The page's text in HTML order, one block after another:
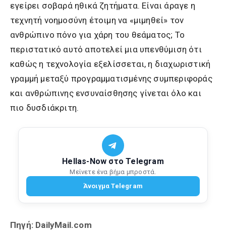
εγείρει σοβαρά ηθικά ζητήματα. Είναι άραγε η
τεχνητή νοημοσύνη έτοιμη να «μιμηθεί» τον
ανθρώπινο πόνο για χάρη του θεάματος; Το
περιστατικό αυτό αποτελεί μια υπενθύμιση ότι
καθώς η τεχνολογία εξελίσσεται, η διαχωριστική
γραμμή μεταξύ προγραμματισμένης συμπεριφοράς
και ανθρώπινης ενσυναίσθησης γίνεται όλο και
πιο δυσδιάκριτη.
Hellas-Now στο Telegram
Μείνετε ένα βήμα μπροστά.
Άνοιγμα Telegram
Πηγή: DailyMail.com